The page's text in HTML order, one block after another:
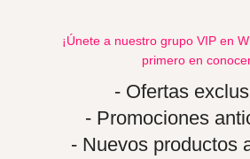
¡Únete a nuestro grupo VIP en
primero en
- Ofertas
- Promociones
- Nuevos productos